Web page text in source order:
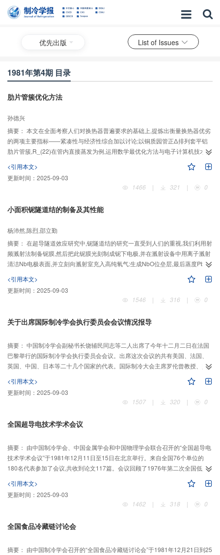
优先出版 List of Issues
1981年第4期 目录
肋片管簇优化方法
孙德兴
摘要： 本文在全面考察人们对换热器普遍要求的基础上,提炼出衡量换热器优劣
的两项主要指标——紧凑性与经济性综合加以讨论;以铜质园管正Δ排列套平铝
肋片管簇,R_(22)在管内直接蒸发为例,运用数学最优化方法与电子计算机技术,
对有关的全部尺寸与运行参数进行全面的优化计算,得出了一些有参考价值的结
论,并从而给出了解决肋片管簇换热器优化问题的一个系统的思路与方法。
<引用本文>
更新时间： 2025-09-03
1466
| 321 | 0
小面积铌隧道结的制备及其性能
杨沛然,陈烈,邵立勤
摘要： 在超导隧道效应研究中,铌隧道结的研究一直受到人们的重视,我们利用射
频溅射法制备铌膜,然后把此铌膜光刻制成铌下电极,并在溅射设备中用离子溅射
清洁Nb电极表面,并立刻向溅射室充入高纯氧气:生成NbO位垒层,最后蒸度Pb上
电极等一整套工艺制出的Nb NbO-Pb隧道结,其低温测量得到的Ⅰ-Ⅴ曲线与理论
结果十分相似。经数月时间多次重复低温试验,征明隧道结的重复可靠性也是令
人满意的。
<引用本文>
更新时间： 2025-09-03
1546
| 316 | 0
关于出席国际制冷学会执行委员会会议情况报导
摘要： 中国制冷学会副秘书长饶辅民同志等二人出席了今年十二月二日在法国
巴黎举行的国际制冷学会执行委员会会议。出席这次会议的共有美国、法国、
英国、中国、日本等二十几个国家的代表。国际制冷大会主席罗伦曾教授、国
际制冷学会执委会主席戴巴克博士、科技理事会主席马塔罗洛教授、总干事加
克先生出席了会议。前大会主席格莱斯多先生、前总干事安盖先生也应邀出席
了会议。
<引用本文>
更新时间： 2025-09-03
1507
| 320 | 0
全国超导电技术学术会议
摘要： 由中国制冷学会、中国金属学会和中国物理学会联合召开的“全国超导电
技术学术会议”于1981年12月11日至15日在北京举行。来自全国76个单位的
180名代表参加了会议,共收到论文117篇。会议回顾了1976年第二次全国低温
超导学术会议以来我国在超导电技术方面所取得的进展。代表们一致认为超导
电技术是一项重要的新技术,在某些领域中,如弱电器件及强
<引用本文>
更新时间： 2025-09-03
1462
| 318 | 0
全国食品冷藏链讨论会
摘要： 由中国制冷学会召开的“全国食品冷藏链讨论会”于1981年12月21日到25